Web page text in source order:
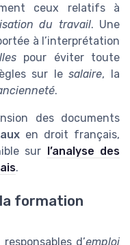
ceux relatifs à
du travail. Une
à l’interprétation
pour éviter toute
sur lesalaire, la
.
des documents
en droit français,
sur l’analyse des
.
formation
d’emploi